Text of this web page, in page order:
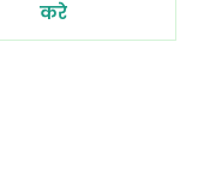
करे